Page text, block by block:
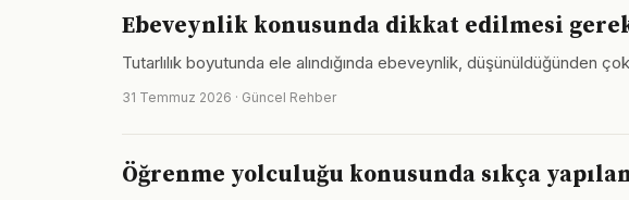
Ebeveynlik konusunda dikkat edilmesi
Tutarlılık boyutunda ele alındığında ebeveynlik, düşünüldüğünden
31 Temmuz 2026 · Güncel Rehber
Öğrenme yolculuğu konusunda sıkça